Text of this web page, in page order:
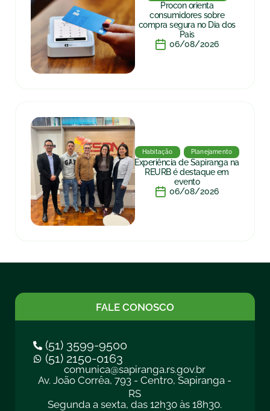
Procon orienta
consumidores sobre
compra segura no Dia dos
Pais
06/08/2026
Habitação Planejamento
Experiência de Sapiranga na
REURB é destaque em
evento
06/08/2026
FALE CONOSCO
(51) 3599-9500
(51) 2150-0163
comunica@sapiranga.rs.gov.br
Av. João Corrêa, 793 - Centro, Sapiranga -
RS
Segunda a sexta, das 12h30 às 18h30.